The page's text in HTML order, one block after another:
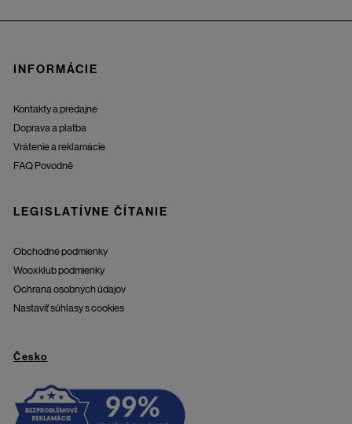
INFORMÁCIE
Kontakty a predajne
Doprava a platba
Vrátenie a reklamácie
FAQ Povodně
LEGISLATÍVNE ČÍTANIE
Obchodné podmienky
Wooxklub podmienky
Ochrana osobných údajov
Nastaviť súhlasy s cookies
Česko